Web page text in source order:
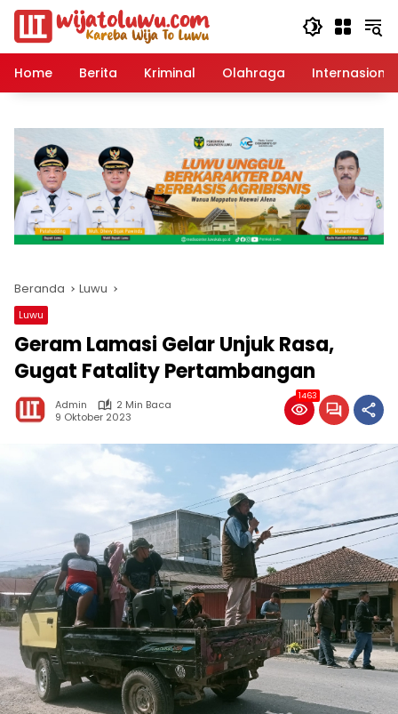
Langsung
konten
Home
Berita Kriminal Olahraga Internasional
Beranda Luwu
Luwu
Geram Lamasi Gelar Unjuk Rasa,
Gugat Fatality Pertambangan
Admin
2 Min Baca
9 Oktober 2023
1463